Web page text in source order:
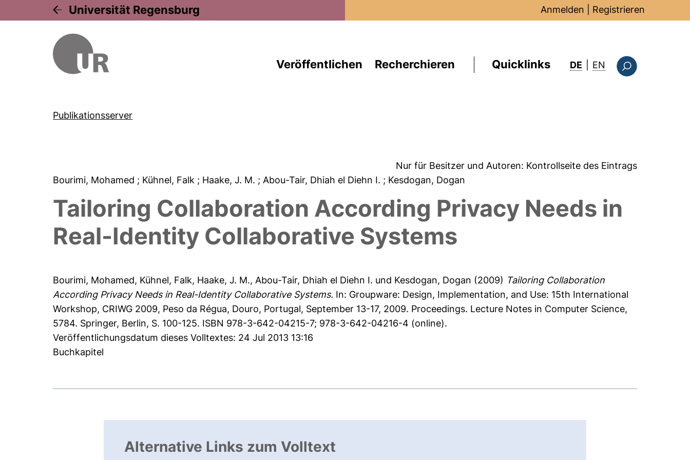
Universität Regensburg Anmelden Registrieren
Veröffentlichen Recherchieren Quicklinks DE EN : this page in
Publikationsserver
Nur für Besitzer und Autoren: Kontrollseite des Eintrags
Bourimi, Mohamed ; Kühnel, Falk ; Haake, J. M. ; Abou-Tair, Dhiah el Diehn I. ; Kesdogan, Dogan
Tailoring Collaboration According Privacy Needs in
Real-Identity Collaborative Systems
Bourimi, Mohamed, Kühnel, Falk, Haake, J. M.,Abou-Tair, Dhiah el Diehn I. und Kesdogan, Dogan (2009) Tailoring Collaboration
According Privacy Needs in Real-Identity Collaborative Systems. In: Groupware: Design, Implementation, and Use: 15th International
Workshop, CRIWG 2009, Peso da Régua, Douro, Portugal, September 13-17, 2009. Proceedings. Lecture Notes in Computer Science,
5784. Springer, Berlin, S. 100-125. ISBN 978-3-642-04215-7; 978-3-642-04216-4 (online).
Veröffentlichungsdatum dieses Volltextes: 24 Jul 2013 13:16
Buchkapitel
Alternative Links zum Volltext